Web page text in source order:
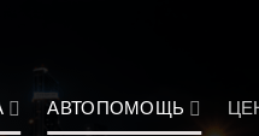
АВТОПОМОЩЬ